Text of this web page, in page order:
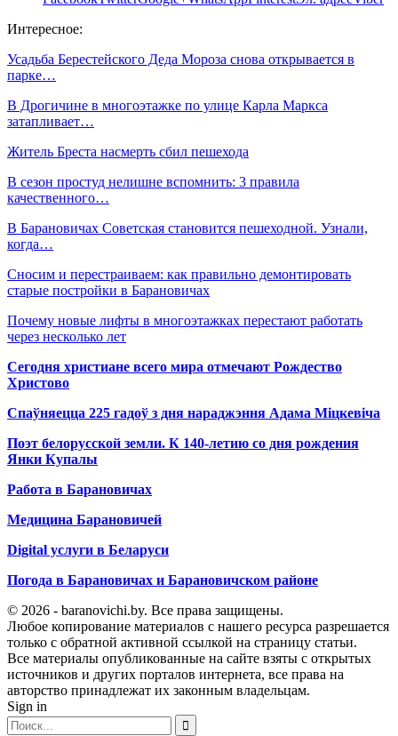
Интересное:
Усадьба Берестейского Деда Мороза снова открывается в
парке…
В Дрогичине в многоэтажке по улице Карла Маркса
затапливает…
Житель Бреста насмерть сбил пешехода
В сезон простуд нелишне вспомнить: 3 правила
качественного…
В Барановичах Советская становится пешеходной. Узнали,
когда…
Сносим и перестраиваем: как правильно демонтировать
старые постройки в Барановичах
Почему новые лифты в многоэтажках перестают работать
через несколько лет
Сегодня христиане всего мира отмечают Рождество
Христово
Спаўняецца 225 гадоў з дня нараджэння Адама Міцкевіча
Поэт белорусской земли. К 140-летию со дня рождения
Янки Купалы
Работа в Барановичах
Медицина Барановичей
Digital услуги в Беларуси
Погода в Барановичах и Барановичском районе
© 2026 - baranovichi.by. Все права защищены.
Любое копирование материалов с нашего ресурса разрешается
только с обратной активной ссылкой на страницу статьи.
Все материалы опубликованные на сайте взяты с открытых
источников и других порталов интернета, все права на
авторство принадлежат их законным владельцам.
Sign in